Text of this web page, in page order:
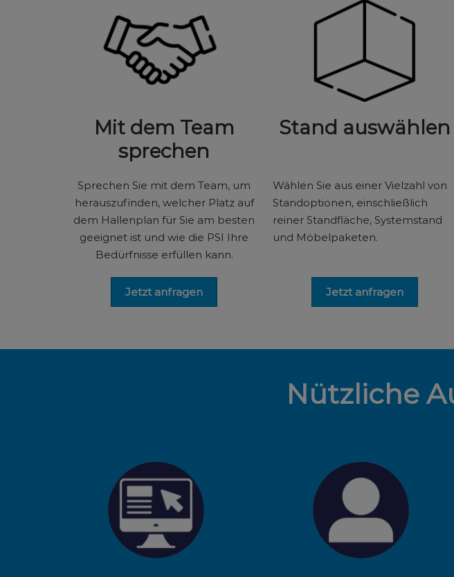
Mit dem Team
sprechen
Sprechen Sie mit dem Team, um
herauszufinden, welcher Platz auf
dem Hallenplan für Sie am besten
geeignet ist und wie die PSI Ihre
Bedürfnisse erfüllen kann.
Jetzt anfragen
Stand auswählen
Wählen Sie aus einer Vielzahl von
Standoptionen, einschließlich
reiner Standfläche, Systemstand
und Möbelpaketen.
Jetzt anfragen
Nützliche